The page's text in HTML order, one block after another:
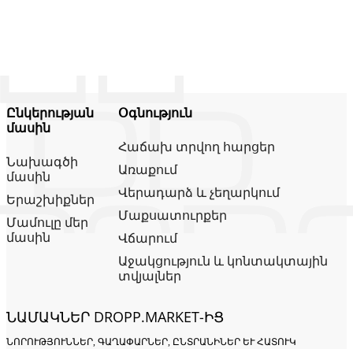
Ընկերության
մասին
Նախագծի
մասին
Երաշխիքներ
Մամուլը մեր
մասին
Օգնություն
Հաճախ տրվող հարցեր
Առաքում
Վերադարձ և չեղարկում
Մաքսատուրքեր
Վճարում
Աջակցություն և կոնտակտային
տվյալներ
ՆԱՄԱԿՆԵՐ DROPP.MARKET-ԻՑ
ՆՈՐՈՒԹՅՈՒՆՆԵՐ, ԳԱՂԱՓԱՐՆԵՐ, ԸՆՏՐԱՆԻՆԵՐ ԵՒ ՀԱՏՈՒԿ Ա